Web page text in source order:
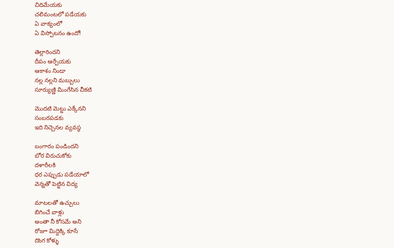
చిదిమేయకు
చలిమంటలో పడేయకు
ఏ వాక్యంలో
ఏ విస్పోటనం ఉందో!
తెల్లారిందని
దీపం ఆర్పేయకు
ఆకాశం నిండా
నల్ల నల్లని మబ్బులు
సూర్యుణ్ణి మింగేసిన చీకటి
మొదటి మెట్టు ఎక్కేనని
సంబరపడకు
ఇది నిచ్చెనల వ్యవస్థ
బంగారం పండిందని
బోర విరుచుకోకు
దళారీలకి
ధర ఎప్పుడు పడేయాలో
వెన్నతో పెట్టిన విద్య
మాటలతో ఉచ్చులు
బిగించే వాళ్లు
అంతా నీ కోసమే అని
రోజూ మిద్దెక్కి కూసే
దొంగ కోళ్ళు